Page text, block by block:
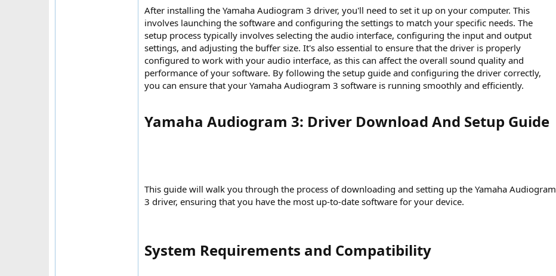
After installing the Yamaha Audiogram 3 driver, you'll need to set it up on your computer. This
involves launching the software and configuring the settings to match your specific needs. The
setup process typically involves selecting the audio interface, configuring the input and output
settings, and adjusting the buffer size. It's also essential to ensure that the driver is properly
configured to work with your audio interface, as this can affect the overall sound quality and
performance of your software. By following the setup guide and configuring the driver correctly,
you can ensure that your Yamaha Audiogram 3 software is running smoothly and efficiently.
Yamaha Audiogram 3: Driver Download And Setup Guide​
This guide will walk you through the process of downloading and setting up the Yamaha Audiogram
3 driver, ensuring that you have the most up-to-date software for your device.
System Requirements and Compatibility​